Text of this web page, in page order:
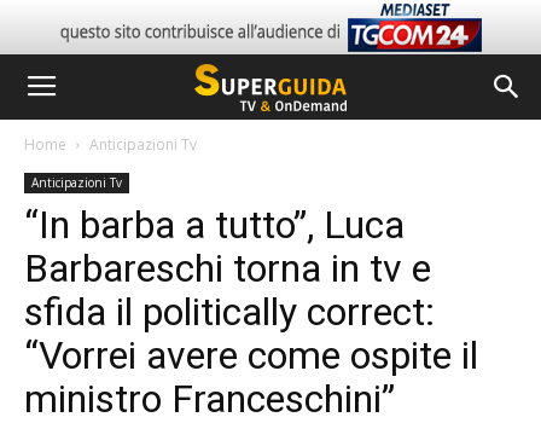
Home Anticipazioni Tv
Anticipazioni Tv
“In barba a tutto”, Luca
Barbareschi torna in tv e
sfida il politically correct:
“Vorrei avere come ospite il
ministro Franceschini”